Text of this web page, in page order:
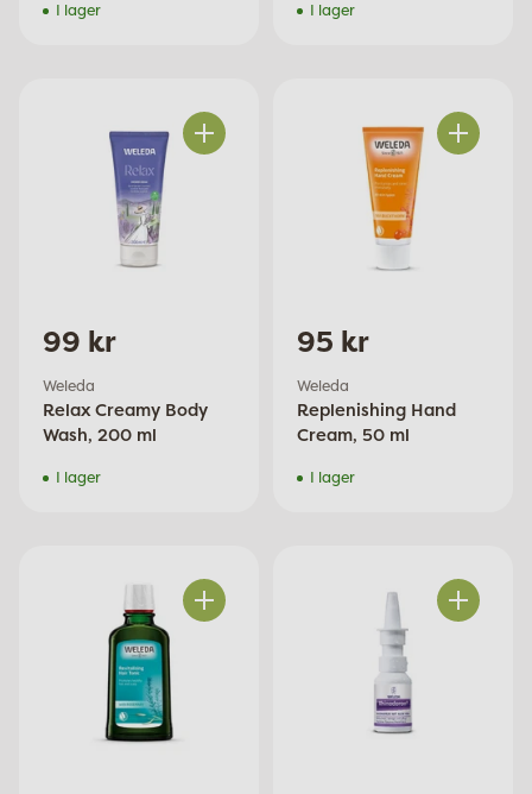
I lager I lager
Antal
99 kr
Weleda
Relax Creamy Body
Wash, 200 ml
I lager
Antal
95 kr
Weleda
Replenishing Hand
Cream, 50 ml
I lager
Antal Antal